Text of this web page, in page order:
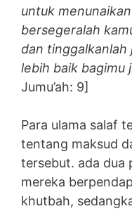
untuk
bersegeralah
dan tinggalkanlah
lebih baik bagimu
Jumu’ah: 9]
Para ulama salaf
tentang maksud
tersebut. ada dua
mereka
khutbah,